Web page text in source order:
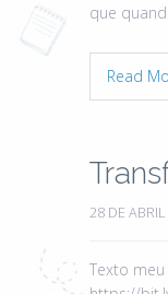
que
Read
28 DE
Texto